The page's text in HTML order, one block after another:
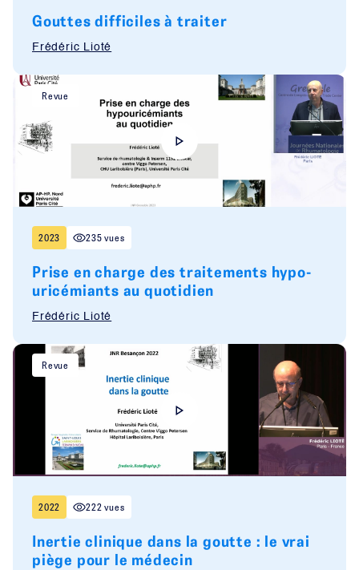
Gouttes difficiles à traiter
Frédéric Lioté
Revue
2023 235 vues
Prise en charge des traitements hypo-
uricémiants au quotidien
Frédéric Lioté
Revue
2022 222 vues
Inertie clinique dans la goutte : le vrai
piège pour le médecin